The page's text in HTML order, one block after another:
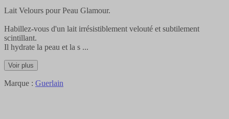
Lait Velours pour Peau Glamour.
Habillez-vous d'un lait irrésistiblement velouté et subtilement
scintillant.
Il hydrate la peau et la s ...
Voir plus
Marque : Guerlain